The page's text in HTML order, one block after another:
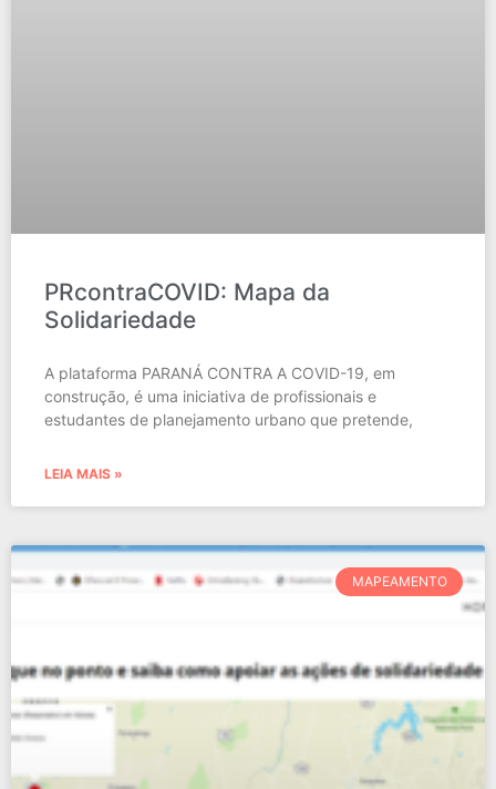
PRcontraCOVID: Mapa da
Solidariedade
A plataforma PARANÁ CONTRA A COVID-19, em
construção, é uma iniciativa de profissionais e
estudantes de planejamento urbano que pretende,
LEIA MAIS »
MAPEAMENTO